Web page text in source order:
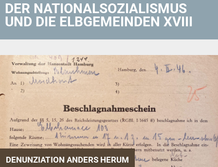
DER NATIONALSOZIALISMUS
UND DIE ELBGEMEINDEN XVIII
DENUNZIATION ANDERS HERUM